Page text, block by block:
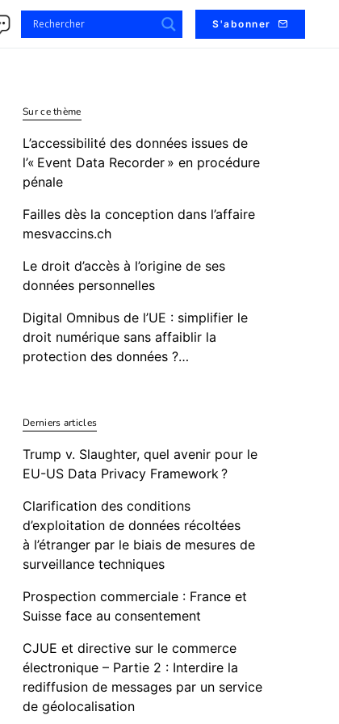
S'abonner
Sur ce thème
L’accessibilité des données issues de
l’« Event Data Recorder » en procédure
pénale
Failles dès la conception dans l’affaire
mesvaccins.ch
Le droit d’accès à l’origine de ses
données personnelles
Digital Omnibus de l’UE : simplifier le
droit numérique sans affaiblir la
protection des données ?…
Derniers articles
Trump v. Slaughter, quel avenir pour le
EU-US Data Privacy Framework ?
Clarification des conditions
d’exploitation de données récoltées
à l’étranger par le biais de mesures de
surveillance techniques
Prospection commerciale : France et
Suisse face au consentement
CJUE et directive sur le commerce
électronique – Partie 2 : Interdire la
rediffusion de messages par un service
de géolocalisation